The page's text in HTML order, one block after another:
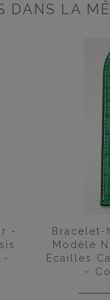
DANS LA
-
-
Bracelet-
Modèle
Écailles
-
